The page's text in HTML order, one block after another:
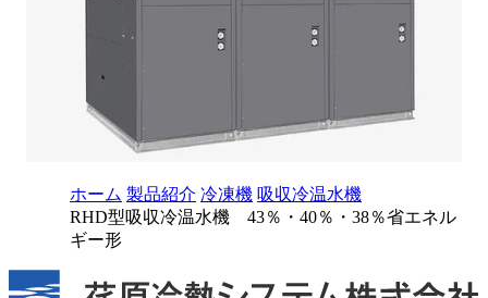
ホーム 製品紹介 冷凍機 吸収冷温水機
RHD型吸収冷温水機 43％・40％・38％省エネル
ギー形